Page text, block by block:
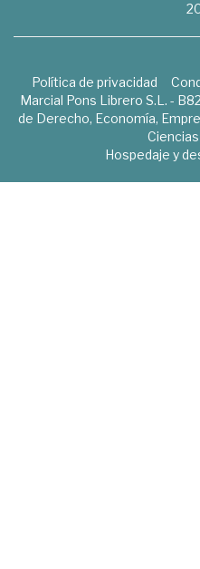
Política de privacidad
Marcial Pons Librero S.L. -
de Derecho, Economía,
Hospedaje y